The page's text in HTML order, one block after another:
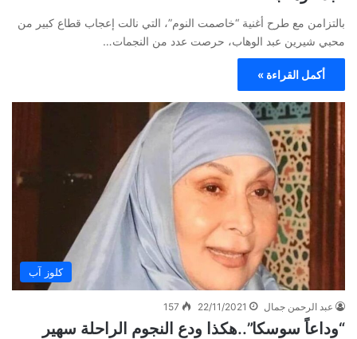
بالتزامن مع طرح أغنية “خاصمت النوم”، التي نالت إعجاب قطاع كبير من
محبي شيرين عبد الوهاب، حرصت عدد من النجمات…
أكمل القراءة »
كلوز آب
عبد الرحمن جمال 22/11/2021
157
“وداعاً سوسكا”..هكذا ودع النجوم الراحلة سهير